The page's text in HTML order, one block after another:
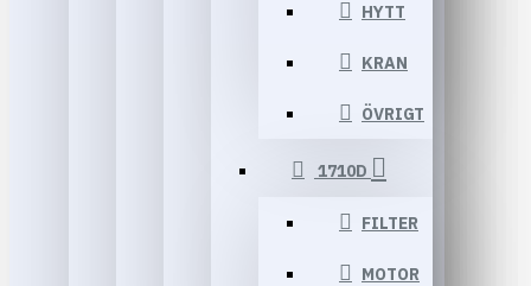
HYTT
KRAN
ÖVRIGT
1710D
FILTER
MOTOR